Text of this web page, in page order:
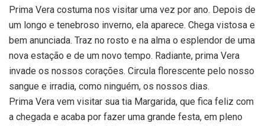
Prima Vera costuma nos visitar uma vez por ano. Depois de
um longo e tenebroso inverno, ela aparece. Chega vistosa e
bem anunciada. Traz no rosto e na alma o esplendor de uma
nova estação e de um novo tempo. Radiante, prima Vera
invade os nossos corações. Circula florescente pelo nosso
sangue e irradia, como ninguém, os nossos dias.
Prima Vera vem visitar sua tia Margarida, que fica feliz com
a chegada e acaba por fazer uma grande festa, em pleno